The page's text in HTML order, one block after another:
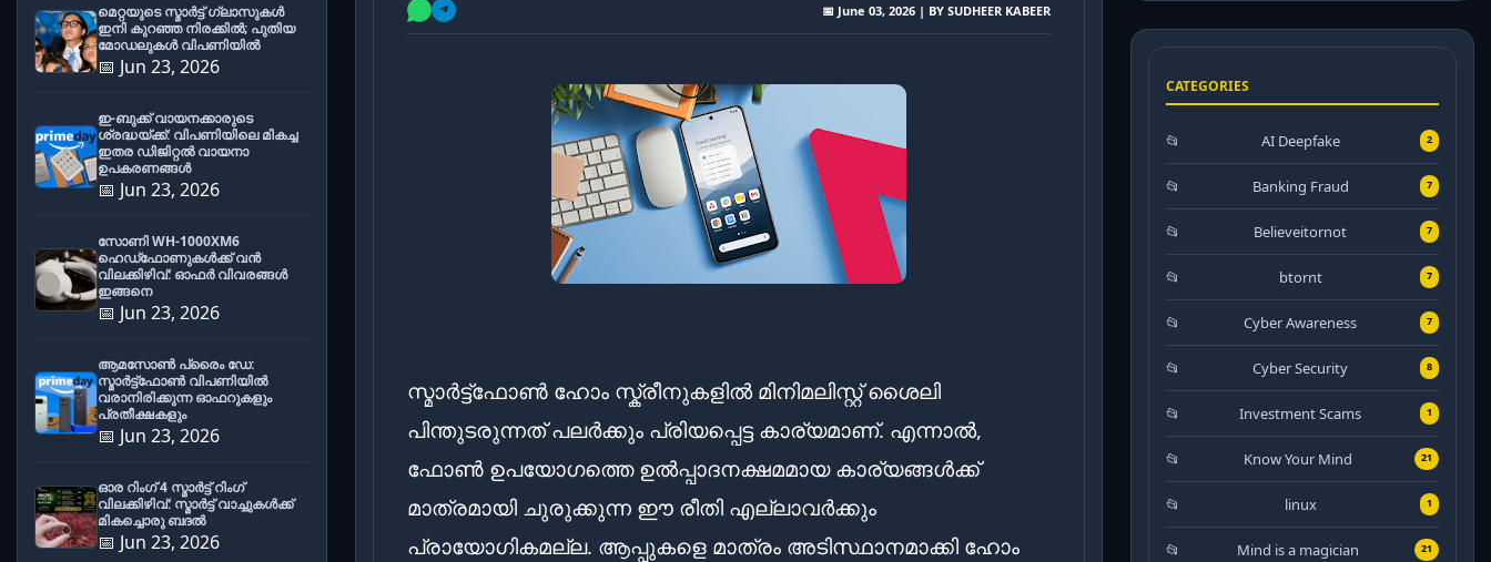
മെറ്റയുടെ സ്മാർട്ട് ഗ്ലാസുകൾ
ഇനി കുറഞ്ഞ നിരക്കിൽ; പുതിയ
മോഡലുകൾ വിപണിയിൽ
📅 Jun 23, 2026
ഇ-ബുക്ക് വായനക്കാരുടെ
ശ്രദ്ധയ്ക്ക്: വിപണിയിലെ മികച്ച
ഇതര ഡിജിറ്റൽ വായനാ
ഉപകരണങ്ങൾ
📅 Jun 23, 2026
സോണി WH-1000XM6
ഹെഡ്‌ഫോണുകൾക്ക് വൻ
വിലക്കിഴിവ്: ഓഫർ വിവരങ്ങൾ
ഇങ്ങനെ
📅 Jun 23, 2026
ആമസോൺ പ്രൈം ഡേ:
സ്മാർട്ട്ഫോൺ വിപണിയിൽ
വരാനിരിക്കുന്ന ഓഫറുകളും
പ്രതീക്ഷകളും
📅 Jun 23, 2026
ഓര റിംഗ് 4 സ്മാർട്ട് റിംഗ്
വിലക്കിഴിവ്: സ്മാർട്ട് വാച്ചുകൾക്ക്
മികച്ചൊരു ബദൽ
📅 Jun 23, 2026
📅 June 03, 2026 | BY SUDHEER KABEER
സ്മാർട്ട്ഫോൺ ഹോം സ്ക്രീനുകളിൽ മിനിമലിസ്റ്റ് ശൈലി
പിന്തുടരുന്നത് പലർക്കും പ്രിയപ്പെട്ട കാര്യമാണ്. എന്നാൽ,
ഫോൺ ഉപയോഗത്തെ ഉൽപ്പാദനക്ഷമമായ കാര്യങ്ങൾക്ക്
മാത്രമായി ചുരുക്കുന്ന ഈ രീതി എല്ലാവർക്കും
പ്രായോഗികമല്ല. ആപ്പുകളെ മാത്രം അടിസ്ഥാനമാക്കി ഹോം
CATEGORIES
AI Deepfake 2
Banking Fraud 7
Believeitornot 7
btornt 7
Cyber Awareness 7
Cyber Security 8
Investment Scams 1
Know Your Mind 21
linux 1
Mind is a magician 21